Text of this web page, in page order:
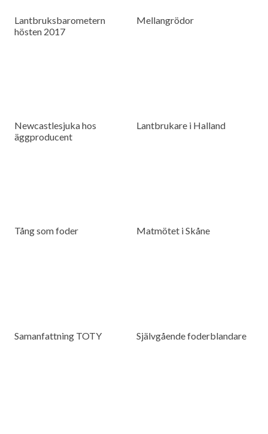
Lantbruksbarometern
hösten 2017
Mellangrödor
Newcastlesjuka hos
äggproducent
Lantbrukare i Halland
Tång som foder Matmötet i Skåne
Samanfattning TOTY Självgående foderblandare